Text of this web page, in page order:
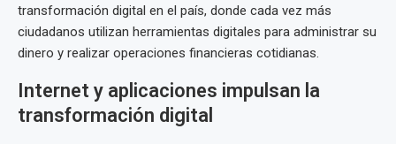
transformación digital en el país, donde cada vez más
ciudadanos utilizan herramientas digitales para administrar su
dinero y realizar operaciones financieras cotidianas.
Internet y aplicaciones impulsan la
transformación digital